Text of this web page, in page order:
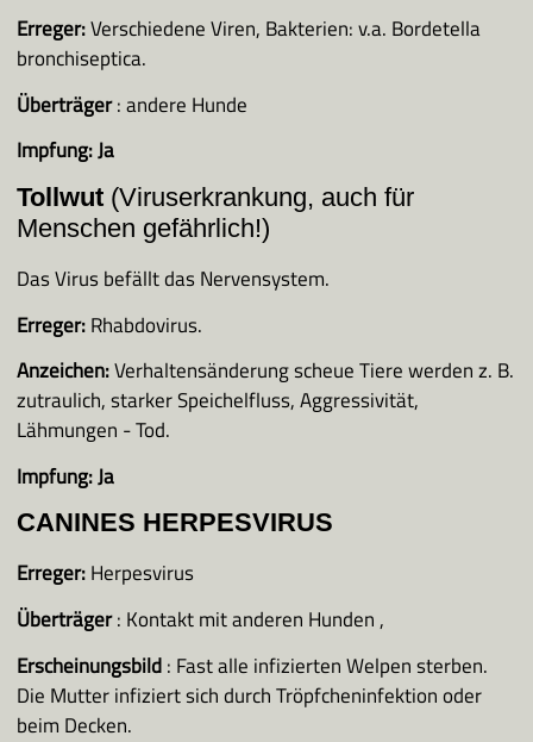
Erreger:Verschiedene Viren, Bakterien: v.a. Bordetella
bronchiseptica.
Überträger: andere Hunde
Impfung:Ja
Tollwut (Viruserkrankung, auch für
Menschen gefährlich!)
Das Virus befällt das Nervensystem.
Erreger:Rhabdovirus.
Anzeichen:Verhaltensänderung scheue Tiere werden z. B.
zutraulich, starker Speichelfluss, Aggressivität,
Lähmungen - Tod.
Impfung:Ja
CANINES HERPESVIRUS
Erreger:Herpesvirus
Überträger: Kontakt mit anderen Hunden ,
Erscheinungsbild: Fast alle infizierten Welpen sterben.
Die Mutter infiziert sich durch Tröpfcheninfektion oder
beim Decken.